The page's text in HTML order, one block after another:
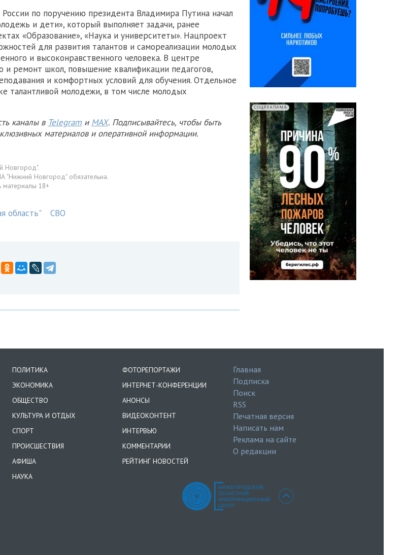
по поручению президента Владимира Путина начал
и дети», который выполняет задачи, ранее
«Образование», «Наука и университеты». Нацпроект
для развития талантов и самореализации молодых
и высоконравственного человека. В центре
и ремонт школ, повышение квалификации педагогов,
и комфортных условий для обучения. Отдельное
талантливой молодежи, в том числе молодых
каналы в Telegram и MAX. Подписывайтесь, чтобы быть
материалов и оперативной информации.
Новгород".
"Нижний Новгород" обязательна.
материалы 18+
область" СВО
СОЦРЕКЛАМА
ПОЛИТИКА
ЭКОНОМИКА
ОБЩЕСТВО
КУЛЬТУРА И ОТДЫХ
СПОРТ
ПРОИСШЕСТВИЯ
АФИША
НАУКА
ФОТОРЕПОРТАЖИ
ИНТЕРНЕТ-КОНФЕРЕНЦИИ
АНОНСЫ
ВИДЕОКОНТЕНТ
ИНТЕРВЬЮ
КОММЕНТАРИИ
РЕЙТИНГ НОВОСТЕЙ
Главная
Подписка
Поиск
RSS
Печатная версия
Написать нам
Реклама на сайте
О редакции